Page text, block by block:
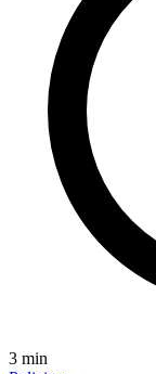
3 min